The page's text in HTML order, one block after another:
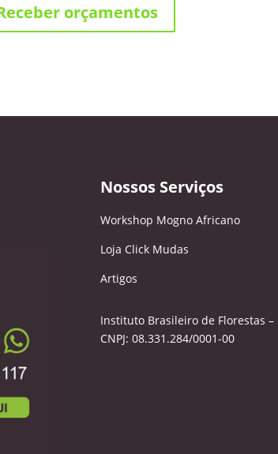
orçamentos
Nossos Serviços
Workshop Mogno Africano
Loja Click Mudas
Artigos
Instituto Brasileiro de Florestas –
CNPJ: 08.331.284/0001-00